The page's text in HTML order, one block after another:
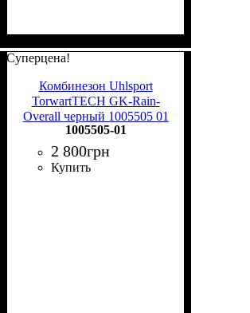
Суперцена!
Комбинезон Uhlsport
TorwartTECH GK-Rain-
Overall черный 1005505 01
1005505-01
2 800грн
Купить